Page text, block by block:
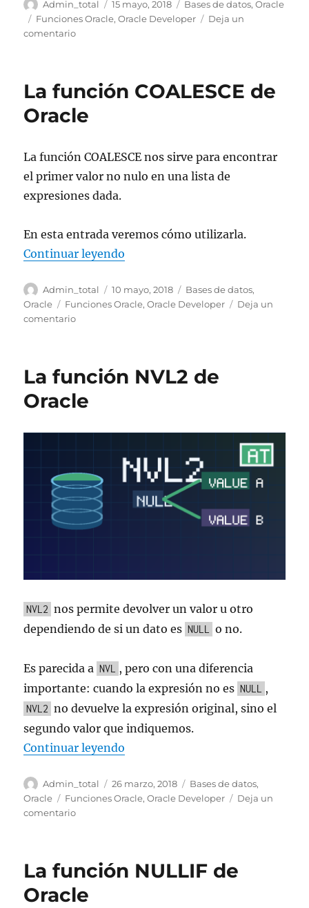
Autor
Admin_total
Publicado
el
15 mayo, 2018 Categorías
Bases de datos,Oracle
Etiquetas
Funciones Oracle,Oracle Developer
Deja un
comentarioen
de
La función COALESCE de
Oracle
La función COALESCE nos sirve para encontrar
el primer valor no nulo en una lista de
expresiones dada.
En esta entrada veremos cómo utilizarla.
Continuar leyendo
Autor
Admin_total
Publicado
el
10 mayo, 2018 Categorías
Bases de datos,
Oracle
Etiquetas
Funciones Oracle,Oracle Developer
Deja un
comentarioen
de
La función NVL2 de
Oracle
NVL2 nos permite devolver un valor u otro
dependiendo de si un dato es NULL o no.
Es parecida a NVL , pero con una diferencia
importante: cuando la expresión no es NULL ,
NVL2 no devuelve la expresión original, sino el
segundo valor que indiquemos.
Continuar leyendo
Autor
Admin_total
Publicado
el
26 marzo, 2018 Categorías
Bases de datos,
Oracle
Etiquetas
Funciones Oracle,Oracle Developer
Deja un
comentarioen
de
Oracle
La función NULLIF de
Oracle